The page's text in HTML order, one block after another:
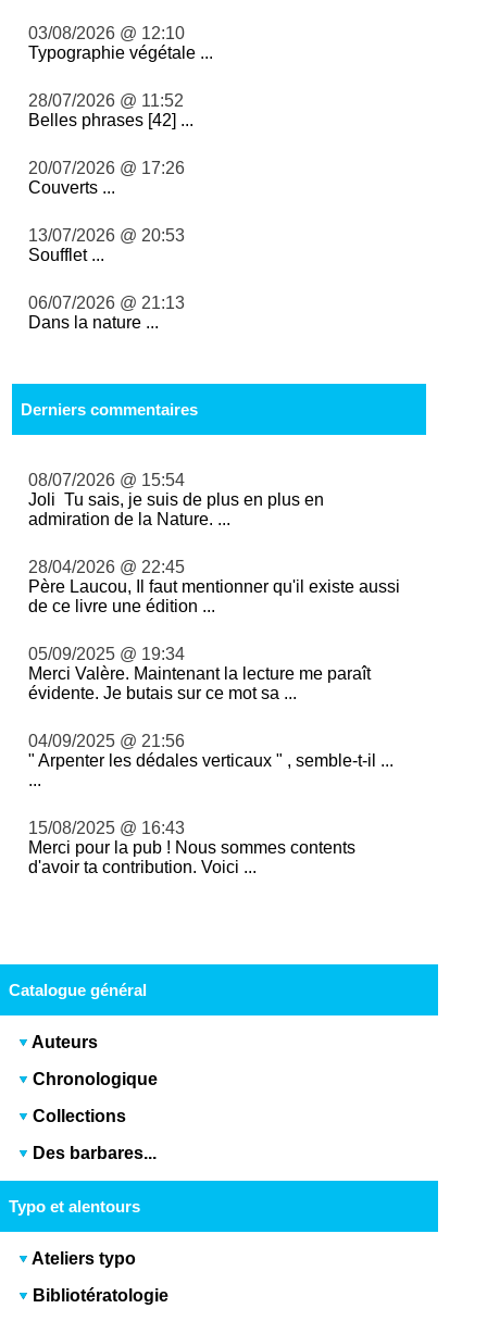
03/08/2026 @ 12:10
Typographie végétale ...
28/07/2026 @ 11:52
Belles phrases [42] ...
20/07/2026 @ 17:26
Couverts ...
13/07/2026 @ 20:53
Soufflet ...
06/07/2026 @ 21:13
Dans la nature ...
Derniers commentaires
08/07/2026 @ 15:54
Joli Tu sais, je suis de plus en plus en
admiration de la Nature. ...
28/04/2026 @ 22:45
Père Laucou, Il faut mentionner qu'il existe aussi
de ce livre une édition ...
05/09/2025 @ 19:34
Merci Valère. Maintenant la lecture me paraît
évidente. Je butais sur ce mot sa ...
04/09/2025 @ 21:56
" Arpenter les dédales verticaux " , semble-t-il ...
...
15/08/2025 @ 16:43
Merci pour la pub ! Nous sommes contents
d'avoir ta contribution. Voici ...
Catalogue général
Auteurs
Chronologique
Collections
Des barbares...
Typo et alentours
Ateliers typo
Bibliotératologie